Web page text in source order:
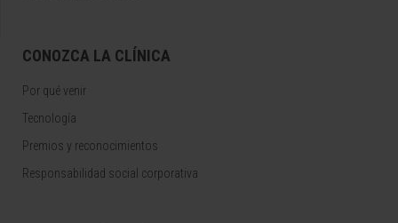
CONOZCA LA CLÍNICA
Por qué venir
Tecnología
Premios y reconocimientos
Responsabilidad social corporativa